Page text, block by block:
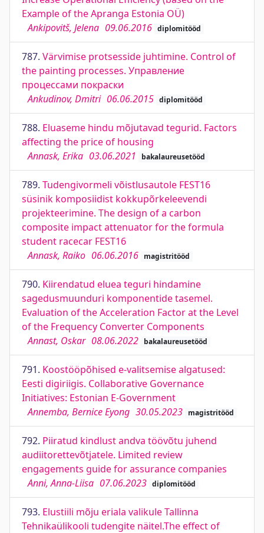
Example of the Apranga Estonia OÜ)
Ankipovitš, Jelena 09.06.2016 diplomitööd
787. Värvimise protsesside juhtimine. Control of
the painting processes. Управление
процессами покраски
Ankudinov, Dmitri 06.06.2015 diplomitööd
788. Eluaseme hindu mõjutavad tegurid. Factors
affecting the price of housing
Annask, Erika 03.06.2021 bakalaureusetööd
789. Tudengivormeli võistlusautole FEST16
süsinik komposiidist kokkupõrkeleevendi
projekteerimine. The design of a carbon
composite impact attenuator for the formula
student racecar FEST16
Annask, Raiko 06.06.2016 magistritööd
790. Kiirendatud eluea teguri hindamine
sagedusmuunduri komponentide tasemel.
Evaluation of the Acceleration Factor at the Level
of the Frequency Converter Components
Annast, Oskar 08.06.2022 bakalaureusetööd
791. Koostööpõhised e-valitsemise algatused:
Eesti digiriigis. Collaborative Governance
Initiatives: Estonian E-Government
Annemba, Bernice Eyong 30.05.2023 magistritööd
792. Piiratud kindlust andva töövõtu juhend
audiitorettevõtjatele. Limited review
engagements guide for assurance companies
Anni, Anna-Liisa 07.06.2023 diplomitööd
793. Elustiili mõju eriala valikule Tallinna
Tehnikaülikooli tudengite näitel.The effect of